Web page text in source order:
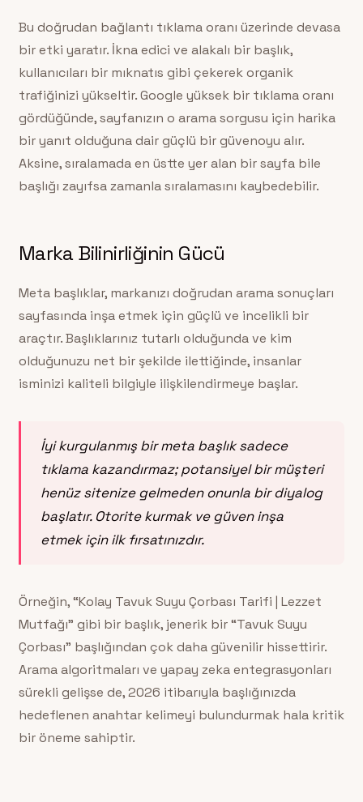
Bu doğrudan bağlantı tıklama oranı üzerinde devasa
bir etki yaratır. İkna edici ve alakalı bir başlık,
kullanıcıları bir mıknatıs gibi çekerek organik
trafiğinizi yükseltir. Google yüksek bir tıklama oranı
gördüğünde, sayfanızın o arama sorgusu için harika
bir yanıt olduğuna dair güçlü bir güvenoyu alır.
Aksine, sıralamada en üstte yer alan bir sayfa bile
başlığı zayıfsa zamanla sıralamasını kaybedebilir.
Marka Bilinirliğinin Gücü
Meta başlıklar, markanızı doğrudan arama sonuçları
sayfasında inşa etmek için güçlü ve incelikli bir
araçtır. Başlıklarınız tutarlı olduğunda ve kim
olduğunuzu net bir şekilde ilettiğinde, insanlar
isminizi kaliteli bilgiyle ilişkilendirmeye başlar.
İyi kurgulanmış bir meta başlık sadece
tıklama kazandırmaz; potansiyel bir müşteri
henüz sitenize gelmeden onunla bir diyalog
başlatır. Otorite kurmak ve güven inşa
etmek için ilk fırsatınızdır.
Örneğin, “Kolay Tavuk Suyu Çorbası Tarifi | Lezzet
Mutfağı” gibi bir başlık, jenerik bir “Tavuk Suyu
Çorbası” başlığından çok daha güvenilir hissettirir.
Arama algoritmaları ve yapay zeka entegrasyonları
sürekli gelişse de, 2026 itibarıyla başlığınızda
hedeflenen anahtar kelimeyi bulundurmak hala kritik
bir öneme sahiptir.